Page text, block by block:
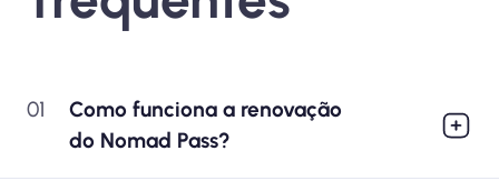
01
Como funciona a renovação
do Nomad Pass?